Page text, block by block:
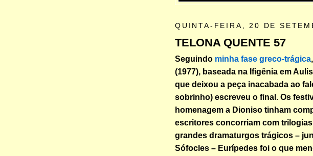
QUINTA-FEIRA, 20 DE
TELONA QUENTE 57
Seguindo minha fase greco-trágica
(1977), baseada na Ifigênia em
que deixou a peça inacabada ao
sobrinho) escreveu o final. Os
homenagem a Dioniso tinham
escritores concorriam com
grandes dramaturgos trágicos –
Sófocles – Eurípedes foi o que